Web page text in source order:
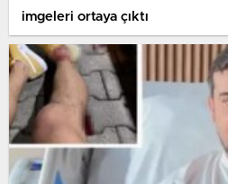
imgeleri ortaya çıktı